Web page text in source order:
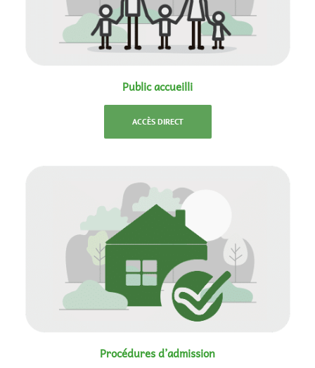
Public accueilli
ACCÈS DIRECT
Procédures d’admission